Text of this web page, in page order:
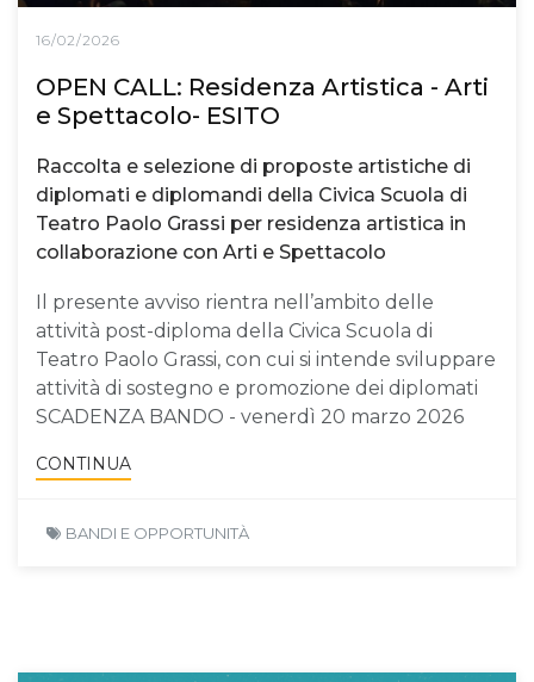
16/02/2026
OPEN CALL: Residenza Artistica - Arti
e Spettacolo- ESITO
Raccolta e selezione di proposte artistiche di
diplomati e diplomandi della Civica Scuola di
Teatro Paolo Grassi per residenza artistica in
collaborazione con Arti e Spettacolo
Il presente avviso rientra nell’ambito delle
attività post-diploma della Civica Scuola di
Teatro Paolo Grassi, con cui si intende sviluppare
attività di sostegno e promozione dei diplomati
SCADENZA BANDO - venerdì 20 marzo 2026
CONTINUA
BANDI E OPPORTUNITÀ